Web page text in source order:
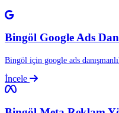
Bingöl Google Ads
Bingöl için google ads
İncele